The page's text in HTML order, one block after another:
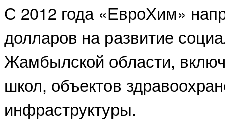
С 2012 года «ЕвроХим»
долларов на развитие
Жамбылской области,
школ, объектов
инфраструктуры.